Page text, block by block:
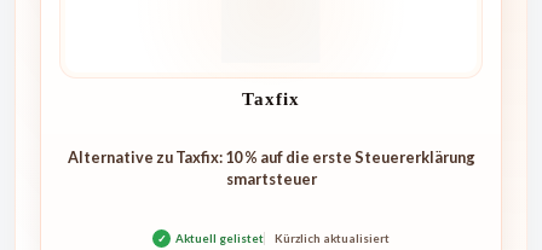
Taxfix
Alternative zu Taxfix: 10 % auf die erste Steuererklärung
smartsteuer
✓ Aktuell gelistet Kürzlich aktualisiert